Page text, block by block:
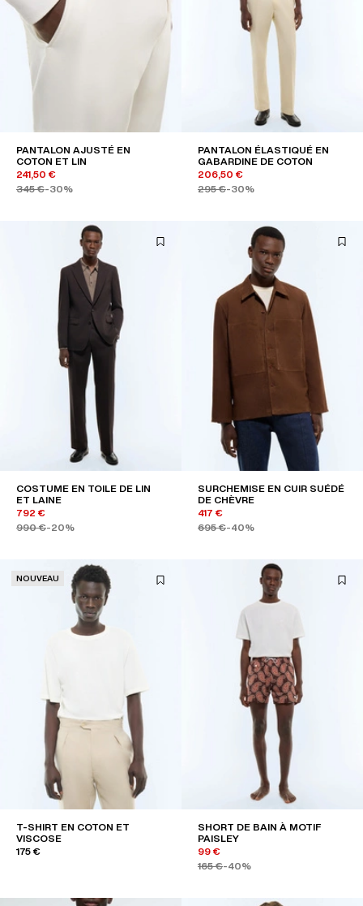
PANTALON AJUSTÉ EN
COTON ET LIN
241,50 €
345 €-30%
PANTALON ÉLASTIQUÉ EN
GABARDINE DE COTON
206,50 €
295 €-30%
COSTUME EN TOILE DE LIN
ET LAINE
792 €
990 €-20%
SURCHEMISE EN CUIR SUÉDÉ
DE CHÈVRE
417 €
695 €-40%
NOUVEAU
T-SHIRT EN COTON ET
VISCOSE
175 €
SHORT DE BAIN À MOTIF
PAISLEY
99 €
165 €-40%